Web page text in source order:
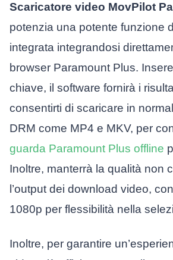
Scaricatore video MovPilot
potenzia una potente funzione
integrata integrandosi
browser Paramount Plus.
chiave, il software fornirà i
consentirti di scaricare in
DRM come MP4 e MKV, per
guarda Paramount Plus offline
Inoltre, manterrà la qualità non
l’output dei download video,
1080p per flessibilità nella
Inoltre, per garantire